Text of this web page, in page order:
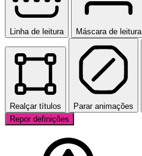
Linha de leitura Máscara de leitura
Realçar títulos Parar animações
Repor definições